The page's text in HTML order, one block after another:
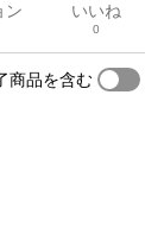
ン いいね
0
商品を含む